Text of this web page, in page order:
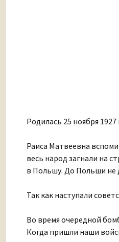
Родилась 25 ноября
Раиса Матвеевна
весь народ загнали на
в Польшу. До Польши не
Так как наступали
Во время очередной
Когда пришли наши